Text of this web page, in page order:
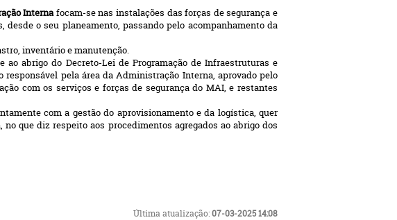
Internafocam-se nas instalações das forças de segurança e
desde o seu planeamento, passando pelo acompanhamento da
inventário e manutenção.
ao abrigo do Decreto-Lei de Programação de Infraestruturas e
responsável pela área da Administração Interna, aprovado pelo
com os serviços e forças de segurança do MAI, e restantes
com a gestão do aprovisionamento e da logística, quer
que diz respeito aos procedimentos agregados ao abrigo dos
Última atualização:07-03-2025 14:08